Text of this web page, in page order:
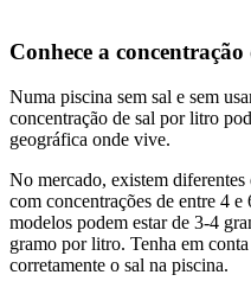
Conhece a
Numa piscina sem sal e sem
concentração de sal por litro
geográfica onde vive.
No mercado, existem
com concentrações de entre 4
modelos podem estar de 3-4
gramo por litro. Tenha em
corretamente o sal na piscina.